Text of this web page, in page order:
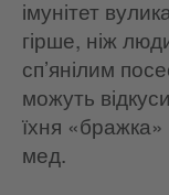
імунітет
гірше, ніж
сп’янілим
можуть
їхня «бражка»
мед.